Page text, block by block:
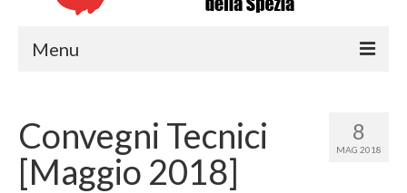
Menu
Notizie
Modulistica
8
MAG 2018
Convegni Tecnici
[Maggio 2018]